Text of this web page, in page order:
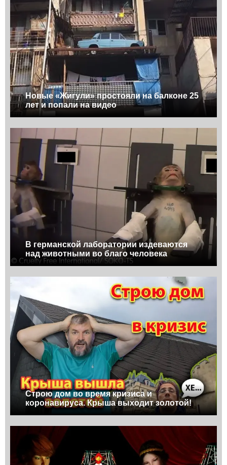
Новые «Жигули» простояли на балконе 25
лет и попали на видео
В германской лаборатории издеваются
над животными во благо человека
Строю дом во время кризиса и
коронавируса. Крыша выходит золотой!